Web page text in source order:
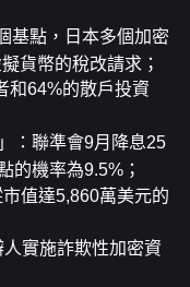
基點，日本多個加密
貨幣的稅改請求；
和64%的散戶投資
：聯準會9月降息25
的機率為9.5%；
值達5,860萬美元的
實施詐欺性加密資